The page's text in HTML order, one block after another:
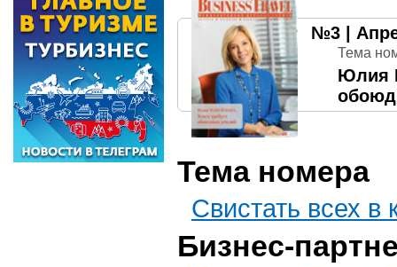
№3 |
Тема
Юлия
Тема номера
Свистать всех в
Бизнес-